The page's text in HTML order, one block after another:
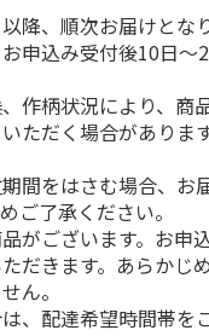
ッグマスクメロ
4.7（10）
円
料・税込)
夏小
(送料・
降、順次お届けとな
申込み受付後10日～
作柄状況により、商
ただく場合がありま
間をはさむ場合、お
ご了承ください。
がございます。お申
だきます。あらかじ
ん。
、配達希望時間帯を